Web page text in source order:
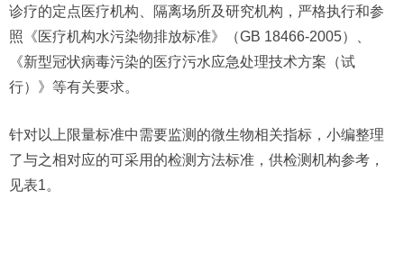
诊疗的定点医疗机构、隔离场所及研究机构，严格执行和参
照《医疗机构水污染物排放标准》（GB 18466-2005）、
《新型冠状病毒污染的医疗污水应急处理技术方案（试
行）》等有关要求。
针对以上限量标准中需要监测的微生物相关指标，小编整理
了与之相对应的可采用的检测方法标准，供检测机构参考，
见表1。